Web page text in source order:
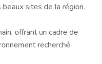
sites de la région.
offrant un cadre de
recherché.